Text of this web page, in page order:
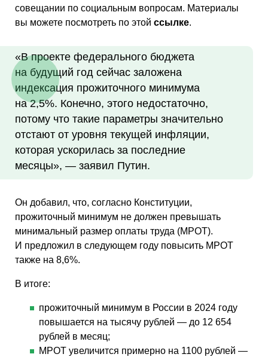
совещании по социальным вопросам. Материалы
вы можете посмотреть по этой ссылке.
«В проекте федерального бюджета
на будущий год сейчас заложена
индексация прожиточного минимума
на 2,5%. Конечно, этого недостаточно,
потому что такие параметры значительно
отстают от уровня текущей инфляции,
которая ускорилась за последние
месяцы», — заявил Путин.
Он добавил, что, согласно Конституции,
прожиточный минимум не должен превышать
минимальный размер оплаты труда (МРОТ).
И предложил в следующем году повысить МРОТ
также на 8,6%.
В итоге:
прожиточный минимум в России в 2024 году
повышается на тысячу рублей — до 12 654
рублей в месяц;
МРОТ увеличится примерно на 1100 рублей —